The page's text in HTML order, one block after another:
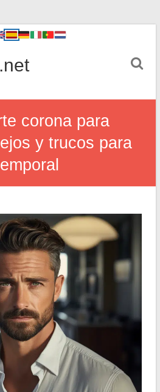
corona para
y trucos para